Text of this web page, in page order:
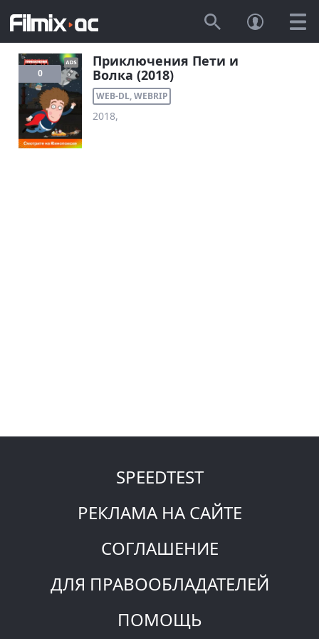
0
Приключения Пети и
Волка (2018)
WEB-DL, WEBRIP
2018,
SPEEDTEST
РЕКЛАМА НА САЙТЕ
СОГЛАШЕНИЕ
ДЛЯ ПРАВООБЛАДАТЕЛЕЙ
ПОМОЩЬ